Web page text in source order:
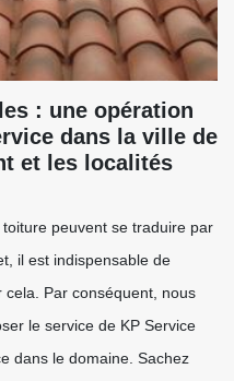
: une opération
dans la ville de
et les localités
peuvent se traduire par
il est indispensable de
Par conséquent, nous
le service de KP Service
dans le domaine. Sachez